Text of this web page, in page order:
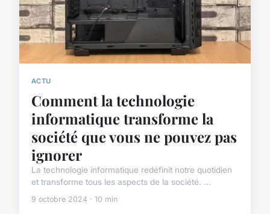
ACTU
Comment la technologie
informatique transforme la
société que vous ne pouvez pas
ignorer
La technologie informatique redéfinit notre quotidien
et transforme tous les aspects de la société. ...
9 octobre 2024 · 10 min